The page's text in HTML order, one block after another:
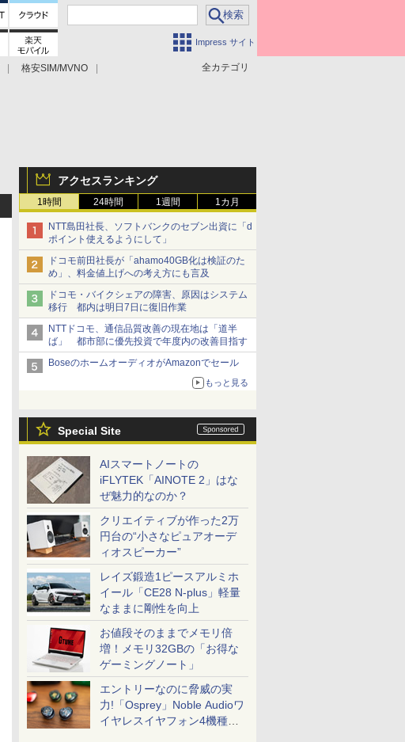
Impress サイト
全カテゴリ
格安SIM/MVNO
アクセスランキング
1時間 24時間 1週間 1カ月
NTT島田社長、ソフトバンクのセブン出資に「d
ポイント使えるようにして」
ドコモ前田社長が「ahamo40GB化は検証のた
め」、料金値上げへの考え方にも言及
ドコモ・バイクシェアの障害、原因はシステム
移行 都内は明日7日に復旧作業
NTTドコモ、通信品質改善の現在地は「道半
ば」 都市部に優先投資で年度内の改善目指す
BoseのホームオーディオがAmazonでセール
もっと見る
Special Site
AIスマートノートの
iFLYTEK「AINOTE 2」はな
ぜ魅力的なのか？
クリエイティブが作った2万
円台の“小さなピュアオーデ
ィオスピーカー”
レイズ鍛造1ピースアルミホ
イール「CE28 N-plus」軽量
なままに剛性を向上
お値段そのままでメモリ倍
増！メモリ32GBの「お得な
ゲーミングノート」
エントリーなのに脅威の実
力!「Osprey」Noble Audioワ
イヤレスイヤフォン4機種を